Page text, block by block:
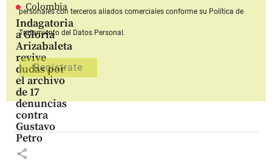
Colombia
Indagatoria
a Gloria
Arizabaleta
revive
dudas por
el archivo
de 17
denuncias
contra
Gustavo
Petro
share
personales con terceros aliados comerciales conforme su Política de
Tratamiento del Datos Personal.